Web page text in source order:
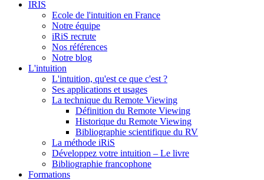
IRIS
Ecole de l'intuition en France
Notre équipe
iRiS recrute
Nos références
Notre blog
L'intuition
L'intuition, qu'est ce que c'est ?
Ses applications et usages
La technique du Remote Viewing
Définition du Remote Viewing
Historique du Remote Viewing
Bibliographie scientifique du RV
La méthode iRiS
Développez votre intuition – Le livre
Bibliographie francophone
Formations